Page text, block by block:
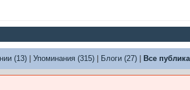
(13)| Упоминания (315)| Блоги (27)| Все